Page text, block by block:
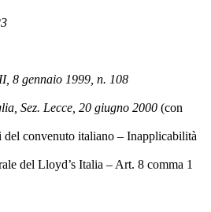
8 gennaio 1999, n. 108
Sez. Lecce, 20 giugno 2000 (con
convenuto italiano – Inapplicabilità
del Lloyd’s Italia – Art. 8 comma 1